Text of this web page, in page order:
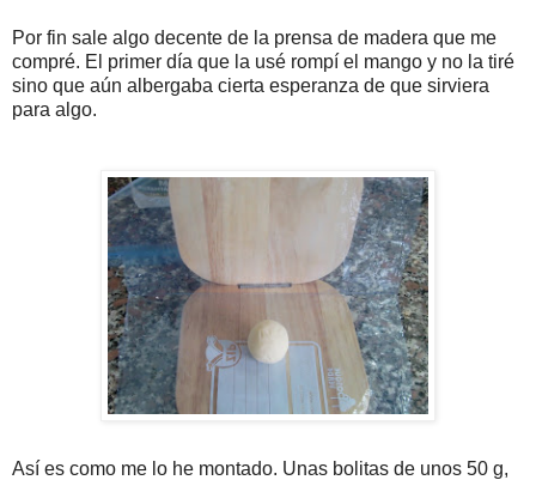
Por fin sale algo decente de la prensa de madera que me
compré. El primer día que la usé rompí el mango y no la tiré
sino que aún albergaba cierta esperanza de que sirviera
para algo.
Así es como me lo he montado. Unas bolitas de unos 50 g,